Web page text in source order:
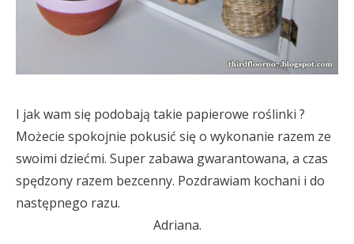
I jak wam się podobają takie papierowe roślinki ?
Możecie spokojnie pokusić się o wykonanie razem ze
swoimi dziećmi. Super zabawa gwarantowana, a czas
spędzony razem bezcenny. Pozdrawiam kochani i do
następnego razu.
Adriana.